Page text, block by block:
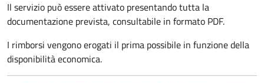
Il servizio può essere attivato presentando tutta la
documentazione prevista, consultabile in formato PDF.
I rimborsi vengono erogati il prima possibile in funzione della
disponibilità economica.